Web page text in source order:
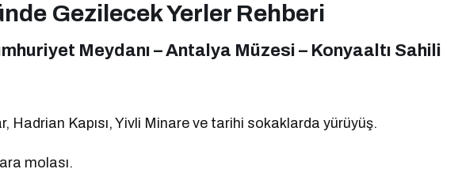
Gezilecek Yerler Rehberi
Meydanı – Antalya Müzesi – Konyaaltı Sahili
Hadrian Kapısı, Yivli Minare ve tarihi sokaklarda yürüyüş.
molası.